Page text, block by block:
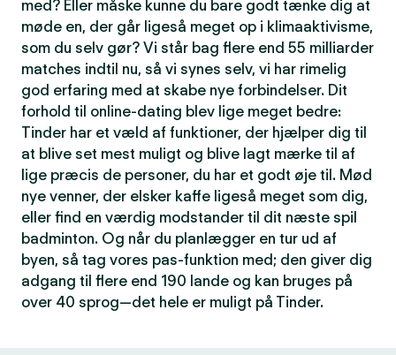
med? Eller måske kunne du bare godt tænke dig at
møde en, der går ligeså meget op i klimaaktivisme,
som du selv gør? Vi står bag flere end 55 milliarder
matches indtil nu, så vi synes selv, vi har rimelig
god erfaring med at skabe nye forbindelser. Dit
forhold til online-dating blev lige meget bedre:
Tinder har et væld af funktioner, der hjælper dig til
at blive set mest muligt og blive lagt mærke til af
lige præcis de personer, du har et godt øje til. Mød
nye venner, der elsker kaffe ligeså meget som dig,
eller find en værdig modstander til dit næste spil
badminton. Og når du planlægger en tur ud af
byen, så tag vores pas-funktion med; den giver dig
adgang til flere end 190 lande og kan bruges på
over 40 sprog—det hele er muligt på Tinder.